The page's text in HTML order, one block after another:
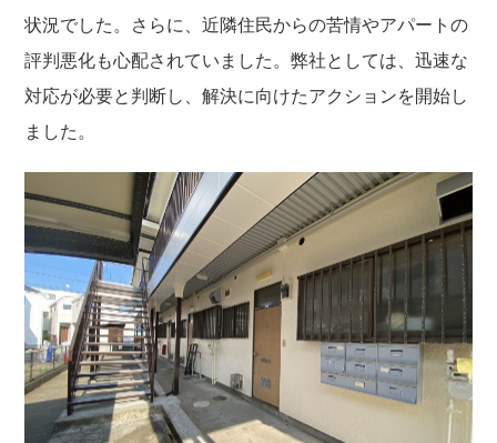
状況でした。さらに、近隣住民からの苦情やアパートの
評判悪化も心配されていました。弊社としては、迅速な
対応が必要と判断し、解決に向けたアクションを開始し
ました。